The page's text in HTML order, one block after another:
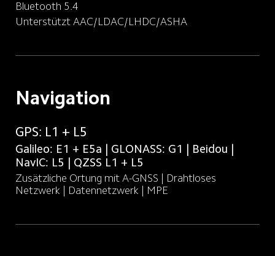
Bluetooth 5.4
Unterstützt AAC/LDAC/LHDC/ASHA
Navigation
GPS: L1 + L5
Galileo: E1 + E5a | GLONASS: G1 | Beidou |
NavIC: L5 | QZSS L1 + L5
Zusätzliche Ortung mit A-GNSS | Drahtloses
Netzwerk | Datennetzwerk | MPE